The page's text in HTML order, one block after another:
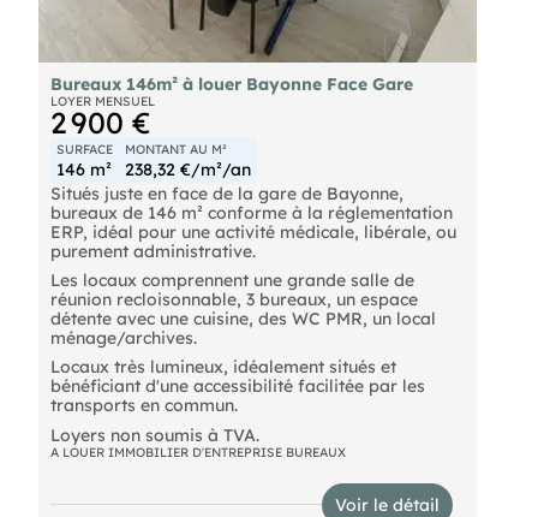
Bureaux 146m² à louer Bayonne Face Gare
LOYER MENSUEL
2 900 €
SURFACE
146 m²
MONTANT AU M²
238,32 €/m²/an
Situés juste en face de la gare de Bayonne,
bureaux de 146 m² conforme à la réglementation
ERP, idéal pour une activité médicale, libérale, ou
purement administrative.
Les locaux comprennent une grande salle de
réunion recloisonnable, 3 bureaux, un espace
détente avec une cuisine, des WC PMR, un local
ménage/archives.
Locaux très lumineux, idéalement situés et
bénéficiant d'une accessibilité facilitée par les
transports en commun.
Loyers non soumis à TVA.
A LOUER IMMOBILIER D'ENTREPRISE BUREAUX
Voir le détail